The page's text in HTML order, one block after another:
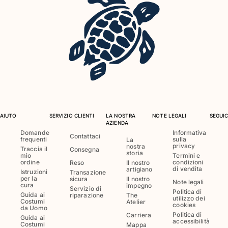
Portale dei resi
Consegna
Domande frequenti
Trova il negozio
AIUTO
Domande
frequenti
Traccia il
mio
ordine
Istruzioni
per la
cura
Guida ai
Costumi
da Uomo
Guida ai
Costumi
SERVIZIO CLIENTI
Contattaci
Consegna
Reso
Transazione
sicura
Servizio di
riparazione
LA NOSTRA
AZIENDA
La
nostra
storia
Il nostro
artigiano
Il nostro
impegno
The
Atelier
Carriera
Mappa
NOTE LEGALI
Informativa
sulla
privacy
Termini e
condizioni
di vendita
Note legali
Politica di
utilizzo dei
cookies
Politica di
accessibilità